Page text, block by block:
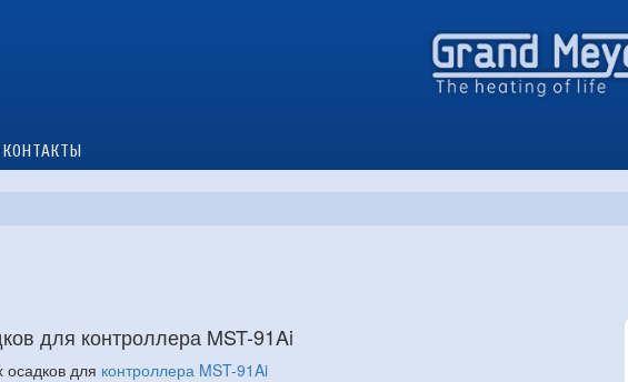
КОНТАКТЫ
для контроллера MST-91Ai
для контроллера MST-91Ai